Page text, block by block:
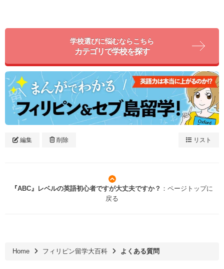
学校選びに悩むならこちら
カテゴリで学校を探す
編集 削除 リスト
『ABC』レベルの英語初心者ですが大丈夫ですか？ ：ページトップに
戻る
Home フィリピン留学大百科 よくある質問